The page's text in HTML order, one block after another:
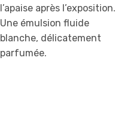
l’apaise après l’exposition.
Une émulsion fluide
blanche, délicatement
parfumée.